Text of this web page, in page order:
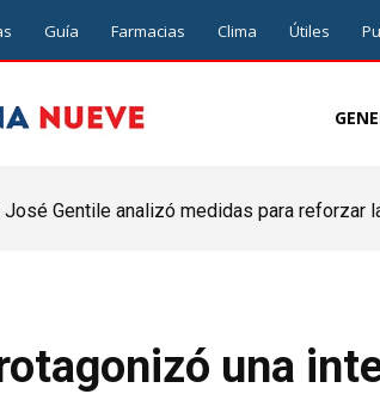
Guía Farmacias Clima Útiles
José Gentile analizó medidas para reforzar
una